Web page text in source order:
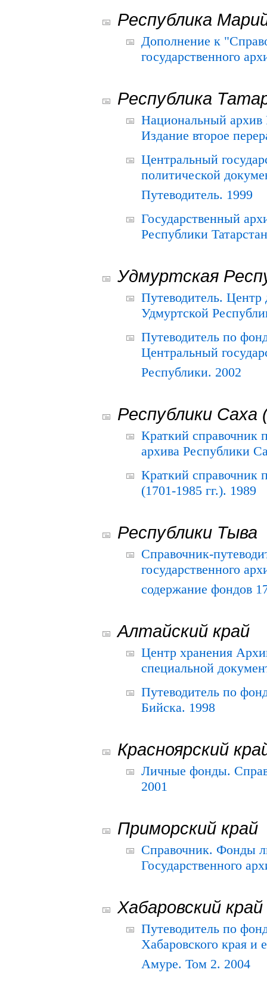
Республика
Дополнение к
государственного
Республика
Национальный архив
Издание второе
Центральный
политической
Путеводитель. 1999
Государственный
Республики
Удмуртская
Путеводитель.
Удмуртской
Путеводитель по
Центральный
Республики. 2002
Республики Саха
Краткий справочник
архива Республики
Краткий
(1701-1985 гг.). 1989
Республики Тыва
Справочник-
государственного
содержание фондов
Алтайский край
Центр хранения
специальной
Путеводитель по
Бийска. 1998
Красноярский
Личные фонды.
2001
Приморский край
Справочник. Фонды
Государственного
Хабаровский край
Путеводитель по
Хабаровского края и
Амуре. Том 2. 2004